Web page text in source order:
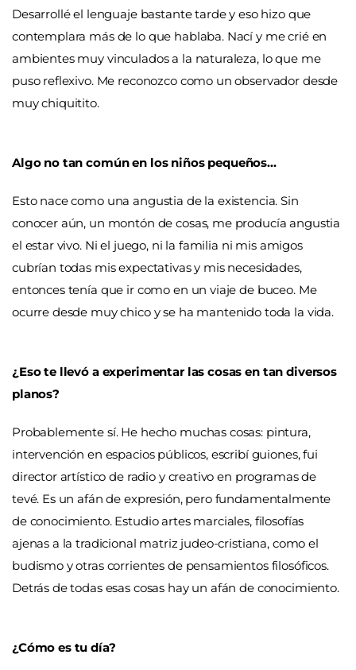
Desarrollé el lenguaje bastante tarde y eso hizo que
contemplara más de lo que hablaba. Nací y me crié en
ambientes muy vinculados a la naturaleza, lo que me
puso reflexivo. Me reconozco como un observador desde
muy chiquitito.
Algo no tan común en los niños pequeños…
Esto nace como una angustia de la existencia. Sin
conocer aún, un montón de cosas, me producía angustia
el estar vivo. Ni el juego, ni la familia ni mis amigos
cubrían todas mis expectativas y mis necesidades,
entonces tenía que ir como en un viaje de buceo. Me
ocurre desde muy chico y se ha mantenido toda la vida.
¿Eso te llevó a experimentar las cosas en tan diversos
planos?
Probablemente sí. He hecho muchas cosas: pintura,
intervención en espacios públicos, escribí guiones, fui
director artístico de radio y creativo en programas de
tevé. Es un afán de expresión, pero fundamentalmente
de conocimiento. Estudio artes marciales, filosofías
ajenas a la tradicional matriz judeo-cristiana, como el
budismo y otras corrientes de pensamientos filosóficos.
Detrás de todas esas cosas hay un afán de conocimiento.
¿Cómo es tu día?